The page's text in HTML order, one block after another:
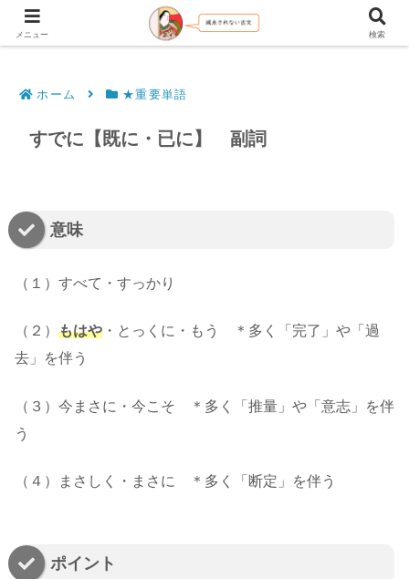
文法解説・逐語訳（現代語訳・口語訳）
ホーム ★重要単語
すでに【既に・已に】 副詞
意味
（１）すべて・すっかり
（２） もはや ・とっくに・もう ＊多く「完了」や「過
去」を伴う
（３）今まさに・今こそ ＊多く「推量」や「意志」を伴
う
（４）まさしく・まさに ＊多く「断定」を伴う
ポイント
メニュー 検索